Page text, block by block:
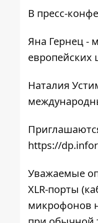
В пресс-
Яна Гернец -
европейских
Наталия
https://
Уважаемые
XLR-порты
микрофонов